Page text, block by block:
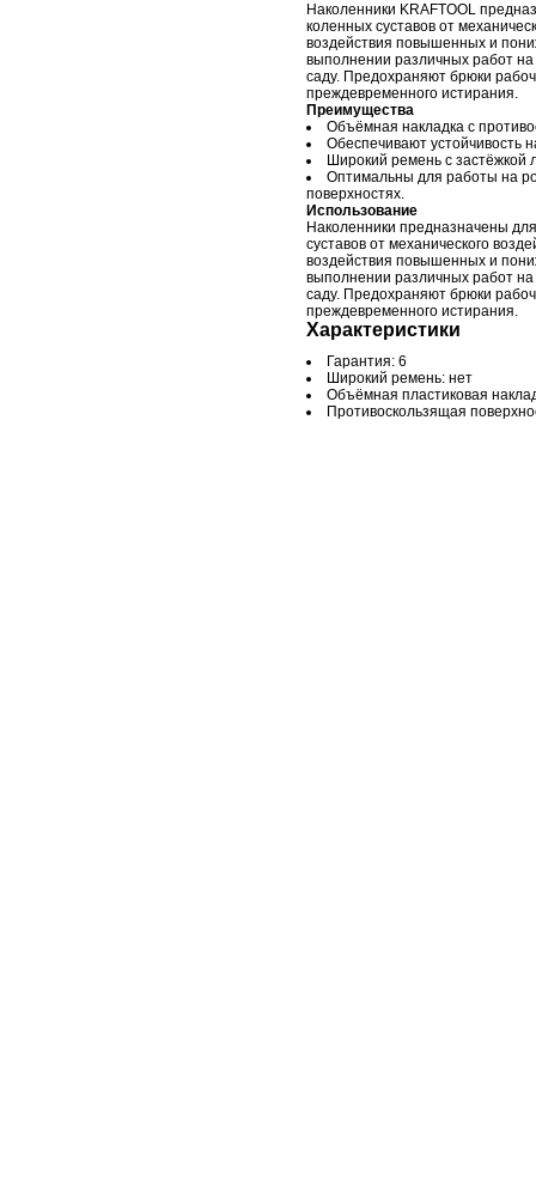
Наколенники KRAFTOOL
коленных суставов от
воздействия повышенных и
выполнении различных работ на
саду. Предохраняют брюки
преждевременного истирания.
Преимущества
Объёмная накладка с
Обеспечивают устойчивость
Широкий ремень с застёжкой
Оптимальны для работы на
поверхностях.
Использование
Наколенники предназначены
суставов от механического
воздействия повышенных и
выполнении различных работ на
саду. Предохраняют брюки
преждевременного истирания.
Характеристики
Гарантия: 6
Широкий ремень: нет
Объёмная пластиковая
Противоскользящая